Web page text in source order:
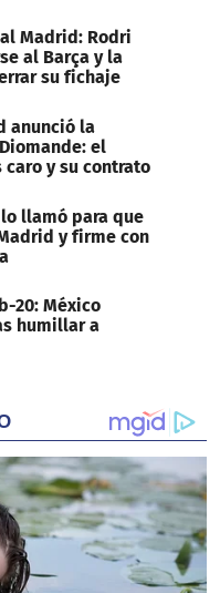
Madrid: Rodri
al Barça y la
su fichaje
anunció la
el
y su contrato
llamó para que
y firme con
20: México
humillar a